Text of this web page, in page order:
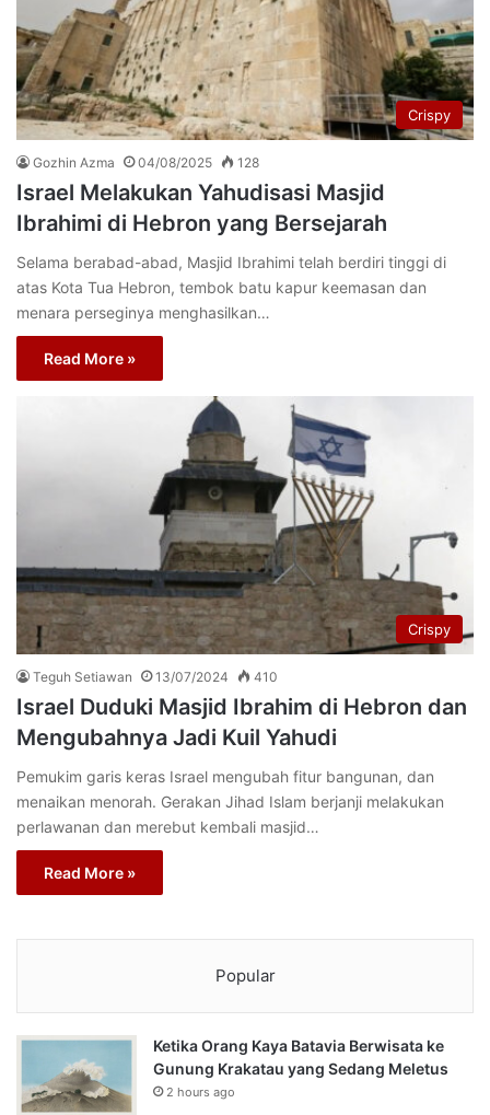
Crispy
Gozhin Azma 04/08/2025 128
Israel Melakukan Yahudisasi Masjid
Ibrahimi di Hebron yang Bersejarah
Selama berabad-abad, Masjid Ibrahimi telah berdiri tinggi di
atas Kota Tua Hebron, tembok batu kapur keemasan dan
menara perseginya menghasilkan…
Read More »
Crispy
Teguh Setiawan 13/07/2024 410
Israel Duduki Masjid Ibrahim di Hebron dan
Mengubahnya Jadi Kuil Yahudi
Pemukim garis keras Israel mengubah fitur bangunan, dan
menaikan menorah. Gerakan Jihad Islam berjanji melakukan
perlawanan dan merebut kembali masjid…
Read More »
Popular
Ketika Orang Kaya Batavia Berwisata ke
Gunung Krakatau yang Sedang Meletus
2 hours ago